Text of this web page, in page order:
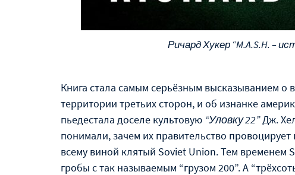
Ричард Хукер “M.A.S.H. –
Книга стала самым серьёзным высказыванием о
территории третьих сторон, и об изнанке
пьедестала доселе культовую “Уловку 22”Дж.
понимали, зачем их правительство
всему виной клятый Soviet Union. Тем временем
гробы с так называемым “грузом 200”. А